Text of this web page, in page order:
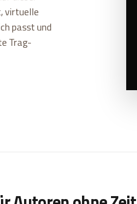
virtuelle
passt und
Trag-